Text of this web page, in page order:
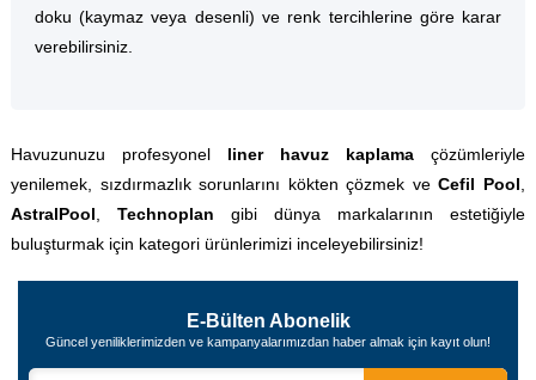
doku (kaymaz veya desenli) ve renk tercihlerine göre karar
verebilirsiniz.
Havuzunuzu profesyonel liner havuz kaplama çözümleriyle
yenilemek, sızdırmazlık sorunlarını kökten çözmek veCefil Pool
AstralPool
Technoplan gibi dünya markalarının estetiğiyle
buluşturmak için kategori ürünlerimizi inceleyebilirsiniz!
E-Bülten Abonelik
Güncel yeniliklerimizden ve kampanyalarımızdan haber almak için kayıt olun!